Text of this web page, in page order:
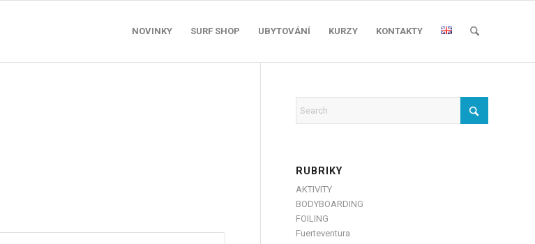
NOVINKY SURF SHOP UBYTOVÁNÍ KURZY KONTAKTY
RUBRIKY
AKTIVITY
BODYBOARDING
FOILING
Fuerteventura